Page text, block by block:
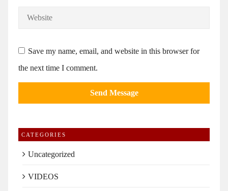
Save my name, email, and website in this browser for
the next time I comment.
CATEGORIES
Uncategorized
VIDEOS